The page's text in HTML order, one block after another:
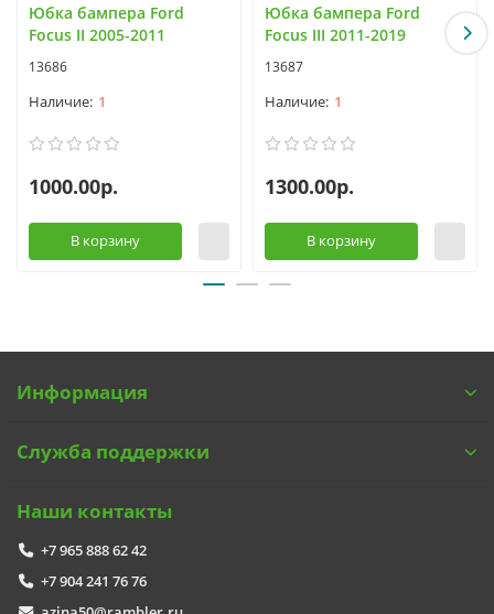
Юбка бампера Ford
Focus II 2005-2011
13686
1
1000.00р.
В корзину
Юбка бампера Ford
Focus III 2011-2019
13687
1
1300.00р.
В корзину
Информация
Служба поддержки
Наши контакты
+7 965 888 62 42
+7 904 241 76 76